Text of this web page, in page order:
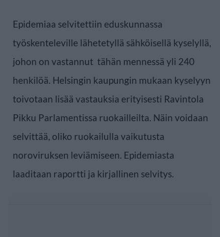
Epidemiaa selvitettiin eduskunnassa
työskenteleville lähetetyllä sähköisellä kyselyllä,
johon on vastannut tähän mennessä yli 240
henkilöä. Helsingin kaupungin mukaan kyselyyn
toivotaan lisää vastauksia erityisesti Ravintola
Pikku Parlamentissa ruokailleilta. Näin voidaan
selvittää, oliko ruokailulla vaikutusta
noroviruksen leviämiseen. Epidemiasta
laaditaan raportti ja kirjallinen selvitys.